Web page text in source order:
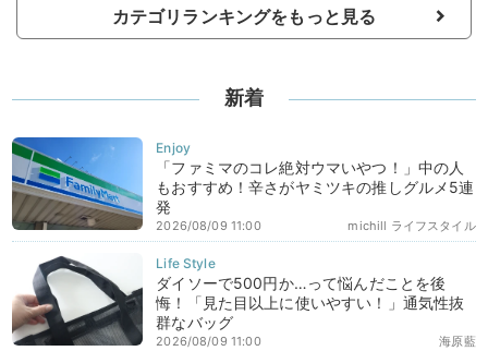
カテゴリランキングをもっと見る
新着
「ファミマのコレ絶対ウマいやつ！」中の人
もおすすめ！辛さがヤミツキの推しグルメ5連
発
michill ライフスタイル
2026/08/09 11:00
ダイソーで500円か…って悩んだことを後
悔！「見た目以上に使いやすい！」通気性抜
群なバッグ
海原藍
2026/08/09 11:00